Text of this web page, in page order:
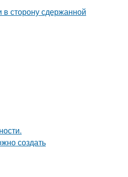
сторону сдержанной
создать